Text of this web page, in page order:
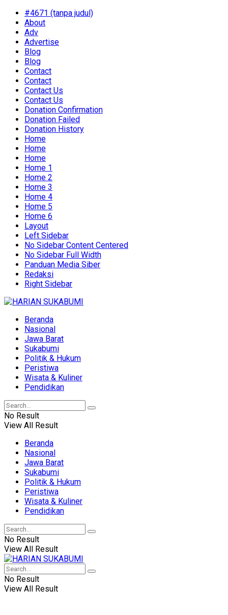
#4671 (tanpa judul)
About
Adv
Advertise
Blog
Blog
Contact
Contact
Contact Us
Contact Us
Donation Confirmation
Donation Failed
Donation History
Home
Home
Home
Home 1
Home 2
Home 3
Home 4
Home 5
Home 6
Layout
Left Sidebar
No Sidebar Content Centered
No Sidebar Full Width
Panduan Media Siber
Redaksi
Right Sidebar
Beranda
Nasional
Jawa Barat
Sukabumi
Politik & Hukum
Peristiwa
Wisata & Kuliner
Pendidikan
No Result
View All Result
Beranda
Nasional
Jawa Barat
Sukabumi
Politik & Hukum
Peristiwa
Wisata & Kuliner
Pendidikan
No Result
View All Result
No Result
View All Result